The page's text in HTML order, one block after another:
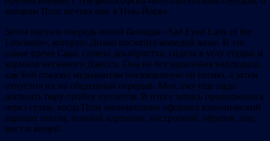
котором Поэт мечтал еще в Нью-Йорке.
Затем настала очередь новой баллады «Sad Eyed Lady of the
Lowlands», которую Дилан посвятил молодой жене. В это
самое время Сара, словно декабристка, сидела в углу студии и
кормила месячного Джесси. Она не без удивления наблюдала,
как Боб показал музыкантам посвященную ей песню, а затем
отпустил их на обеденный перерыв. Мол, ему еще надо
дописать пару-тройку куплетов. В итоге запись продолжилась
через сутки, когда Поэт окончательно оформил канонический
вариант текста, полный картинок, настроений, образов, лиц,
мест и вещей.